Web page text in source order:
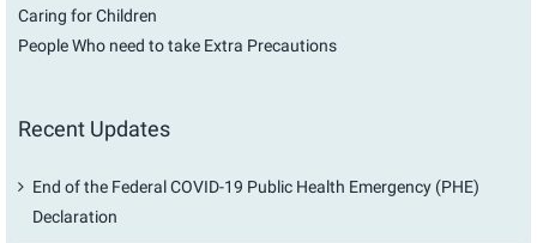
Caring for Children
People Who need to take Extra Precautions
Recent Updates
End of the Federal COVID-19 Public Health Emergency (PHE)
Declaration